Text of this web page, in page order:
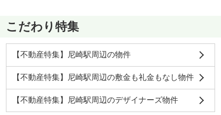
こだわり特集
【不動産特集】尼崎駅周辺の物件
【不動産特集】尼崎駅周辺の敷金も礼金もなし物件
【不動産特集】尼崎駅周辺のデザイナーズ物件